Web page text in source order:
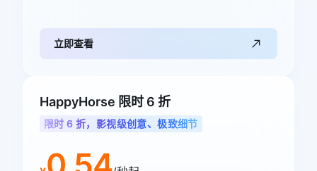
立即查看
HappyHorse 限时 6 折
限时 6 折，影视级创意、极致细节